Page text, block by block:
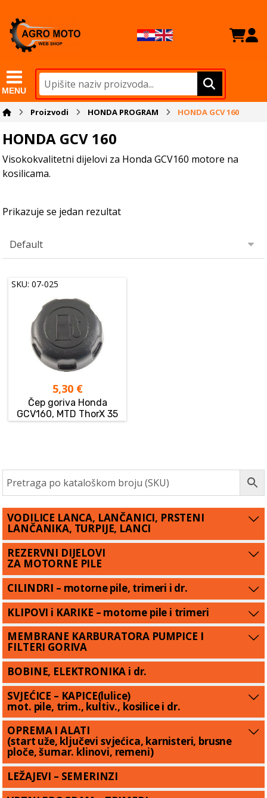
MENU
Proizvodi HONDA PROGRAM HONDA GCV 160
HONDA GCV 160
Visokokvalitetni dijelovi za Honda GCV160 motore na
kosilicama.
Prikazuje se jedan rezultat
SKU: 07-025
5,30 €
Čep goriva Honda
GCV160, MTD ThorX 35
VODILICE LANCA, LANČANICI, PRSTENI
LANČANIKA, TURPIJE, LANCI
REZERVNI DIJELOVI
ZA MOTORNE PILE
CILINDRI – motorne pile, trimeri i dr.
KLIPOVI i KARIKE – motorne pile i trimeri
MEMBRANE KARBURATORA PUMPICE I
FILTERI GORIVA
BOBINE, ELEKTRONIKA i dr.
SVJEĆICE – KAPICE(lulice)
mot. pile, trim., kultiv., kosilice i dr.
OPREMA I ALATI
(start uže, ključevi svjećica, karnisteri, brusne
ploče, šumar. klinovi, remeni)
LEŽAJEVI – SEMERINZI